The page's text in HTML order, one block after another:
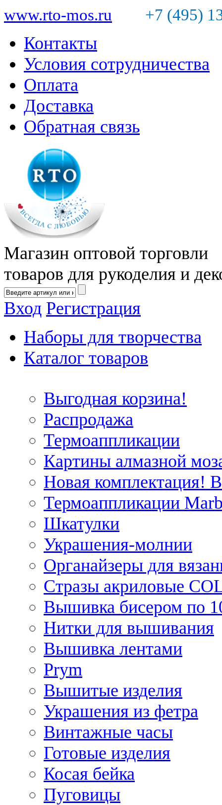
www.rto-mos.ru +7 (495)
Контакты
Условия сотрудничества
Оплата
Доставка
Обратная связь
Магазин оптовой торговли
товаров для рукоделия и
Вход Регистрация
Наборы для творчества
Каталог товаров
Выгодная корзина!
Распродажа
Термоаппликации
Картины алмазной
Новая комплектация!
Термоаппликации
Шкатулки
Украшения-молнии
Органайзеры для
Стразы акриловые
Вышивка бисером по
Нитки для вышивания
Вышивка лентами
Prym
Вышитые изделия
Украшения из фетра
Винтажные часы
Готовые изделия
Косая бейка
Пуговицы